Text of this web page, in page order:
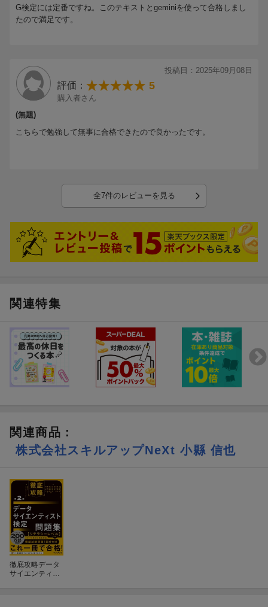
・G検定を初めて受験する方
・実務でAI活用の基礎知識を体系的に固めたいビジネスパーソン
2. ディープラーニングの要素技術と応用例
3. AIの社会実装に必要な数理・統計知識
4. AIに関する法律・契約・倫理・ガバナンス
5. 本番同等の模擬試験「総仕上げ問題」での実力診断
─────────────────────────────────
Q1. G検定（ジェネラリスト検定）とはどんな試験ですか?
ラバス・出題形式・出題傾向に沿って全編を書き下ろしで総入れ
替えしています。
番同等の出題数による模擬試験「総仕上げ問題」で試験直前の実
力診断まで行えます。本書のみで合格できるよう収録問題をボリ
Q3. どんな人が読むと効果的?
A3. AI資格を初めて目指す方、AIの基礎を体系立てて学びたいビジ
ネスパーソン、最新シラバスで対策したい再受験者に効果的で
す。
A4. 人工知能の歴史から最新の要素技術、AIの法律・倫理まで横断
的に理解でき、G検定合格に必要な知識が体系的に身につきま
す。
Q5. 読書に必要な時間と前提知識は?
A5. 特別な前提知識は不要です。問題演習中心のため、数週間の
学習期間で繰り返し取り組む使い方が効果的です。
─────────────────────────────────
【著者について】
─────────────────────────────────
G検定には定番ですね。このテキストとgeminiを使って合格しまし
たので満足です。
投稿日：2025年09月08日
評価： 5
購入者さん
(無題)
こちらで勉強して無事に合格できたので良かったです。
全7件のレビューを見る
関連特集
関連商品 ：
株式会社スキルアップNeXt 小縣 信也
徹底攻略データ
サイエンティス